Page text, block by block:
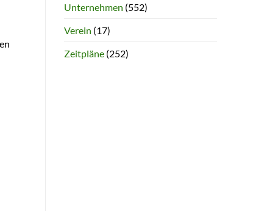
Unternehmen (552)
Verein (17)
Zeitpläne(252)